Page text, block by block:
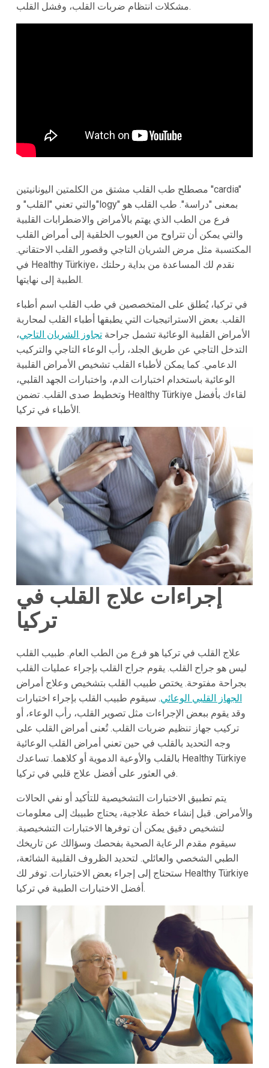
مشكلات انتظام ضربات القلب، وفشل القلب.
مصطلح طب القلب مشتق من الكلمتين اليونانيتين "cardia"
والتي تعني "القلب" و"logy" بمعنى "دراسة". طب القلب هو
فرع من الطب الذي يهتم بالأمراض والاضطرابات القلبية
والتي يمكن أن تتراوح من العيوب الخلقية إلى أمراض القلب
المكتسبة مثل مرض الشريان التاجي وقصور القلب الاحتقاني.
في Healthy Türkiye، نقدم لك المساعدة من بداية رحلتك
الطبية إلى نهايتها.
في تركيا، يُطلق على المتخصصين في طب القلب اسم أطباء
القلب. بعض الاستراتيجيات التي يطبقها أطباء القلب لمحاربة
الأمراض القلبية الوعائية تشمل جراحةتجاوز الشريان التاجي،
التدخل التاجي عن طريق الجلد، رأب الوعاء التاجي والتركيب
الدعامي. كما يمكن لأطباء القلب تشخيص الأمراض القلبية
الوعائية باستخدام اختبارات الدم، واختبارات الجهد القلبي،
وتخطيط صدى القلب. تضمن Healthy Türkiye لقاءك بأفضل
الأطباء في تركيا.
إجراءات علاج القلب في
تركيا
علاج القلب في تركيا هو فرع من الطب العام. طبيب القلب
ليس هو جراح القلب. يقوم جراح القلب بإجراء عمليات القلب
بجراحة مفتوحة. يختص طبيب القلب بتشخيص وعلاج أمراض
الجهاز القلبي الوعائي. سيقوم طبيب القلب بإجراء اختبارات
وقد يقوم ببعض الإجراءات مثل تصوير القلب، رأب الوعاء، أو
تركيب جهاز تنظيم ضربات القلب. تُعنى أمراض القلب على
وجه التحديد بالقلب في حين تعني أمراض القلب الوعائية
بالقلب والأوعية الدموية أو كلاهما. تساعدك Healthy Türkiye
في العثور على أفضل علاج قلبي في تركيا.
يتم تطبيق الاختبارات التشخيصية للتأكيد أو نفي الحالات
والأمراض. قبل إنشاء خطة علاجية، يحتاج طبيبك إلى معلومات
لتشخيص دقيق يمكن أن توفرها الاختبارات التشخيصية.
سيقوم مقدم الرعاية الصحية بفحصك وسؤالك عن تاريخك
الطبي الشخصي والعائلي. لتحديد الظروف القلبية الشائعة،
ستحتاج إلى إجراء بعض الاختبارات. توفر لك Healthy Türkiye
أفضل الاختبارات الطبية في تركيا.